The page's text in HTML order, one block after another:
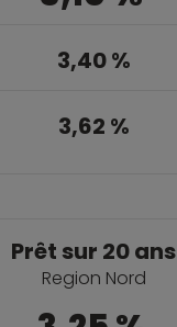
3,40 %
3,62 %
Prêt sur 20 ans
Region Nord